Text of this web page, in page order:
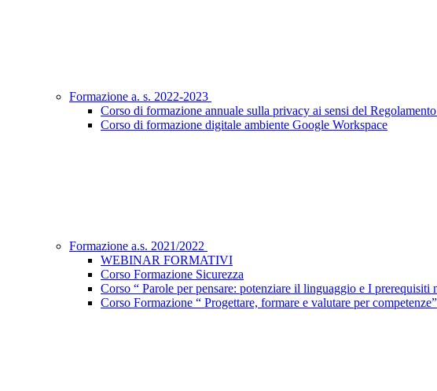
Formazione a. s. 2022-2023
Corso di formazione annuale sulla privacy ai sensi del
Corso di formazione digitale ambiente Google Workspace
Formazione a.s. 2021/2022
WEBINAR FORMATIVI
Corso Formazione Sicurezza
Corso “ Parole per pensare: potenziare il linguaggio e I prerequisiti
Corso Formazione “ Progettare, formare e valutare per competenze”